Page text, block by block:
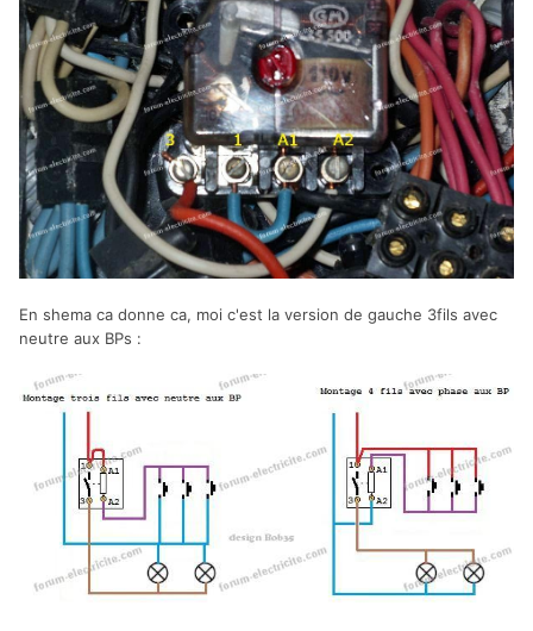
En shema ca donne ca, moi c'est la version de gauche 3fils avec
neutre aux BPs :